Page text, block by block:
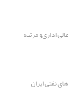
اداری‌و مرتبه‌
نفتی‌ ایران‌